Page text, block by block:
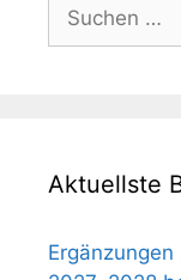
nach:
Aktuellste